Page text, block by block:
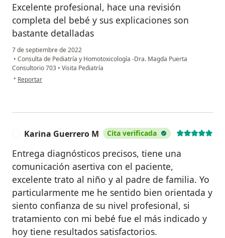
Excelente profesional, hace una revisión
completa del bebé y sus explicaciones son
bastante detalladas
7 de septiembre de 2022
• Consulta de Pediatría y Homotoxicología -Dra. Magda Puerta
Consultorio 703 • Visita Pediatría
• en opinión del usuario KPB
Reportar
Karina Guerrero M Cita verificada
Entrega diagnósticos precisos, tiene una
comunicación asertiva con el paciente,
excelente trato al niño y al padre de familia. Yo
particularmente me he sentido bien orientada y
siento confianza de su nivel profesional, si
tratamiento con mi bebé fue el más indicado y
hoy tiene resultados satisfactorios.